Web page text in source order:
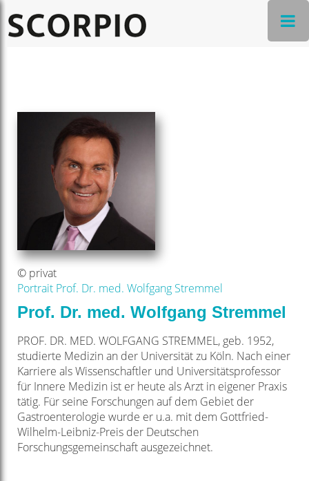
© privat
Portrait Prof. Dr. med. Wolfgang Stremmel
Prof. Dr. med. Wolfgang Stremmel
PROF. DR. MED. WOLFGANG STREMMEL, geb. 1952,
studierte Medizin an der Universität zu Köln. Nach einer
Karriere als Wissenschaftler und Universitätsprofessor
für Innere Medizin ist er heute als Arzt in eigener Praxis
tätig. Für seine Forschungen auf dem Gebiet der
Gastroenterologie wurde er u.a. mit dem Gottfried-
Wilhelm-Leibniz-Preis der Deutschen
Forschungsgemeinschaft ausgezeichnet.